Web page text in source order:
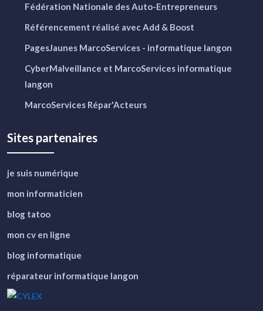
Fédération Nationale des Auto-Entrepreneurs
Référencement réalisé avec Add & Boost
PagesJaunes MarcoServices - informatique langon
CyberMalveillance et MarcoServices informatique
langon
MarcoServices Répar'Acteurs
Sites partenaires
je suis numérique
mon informaticien
blog tatoo
mon cv en ligne
blog informatique
réparateur informatique langon